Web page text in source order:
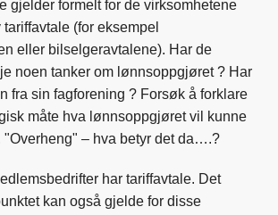
gjelder formelt for de virksomhetene
(for eksempel
eller bilselgeravtalene). Har de
noen tanker om lønnsoppgjøret ? Har
fra sin fagforening ? Forsøk å forklare
måte hva lønnsoppgjøret vil kunne
"Overheng" – hva betyr det da….?
har tariffavtale. Det
kan også gjelde for disse